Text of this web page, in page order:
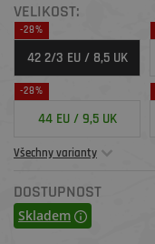
VELIKOST:
-28%
42 2/3 EU / 8,5 UK
-28%
44 EU / 9,5 UK
Všechny varianty
DOSTUPNOST
Skladem